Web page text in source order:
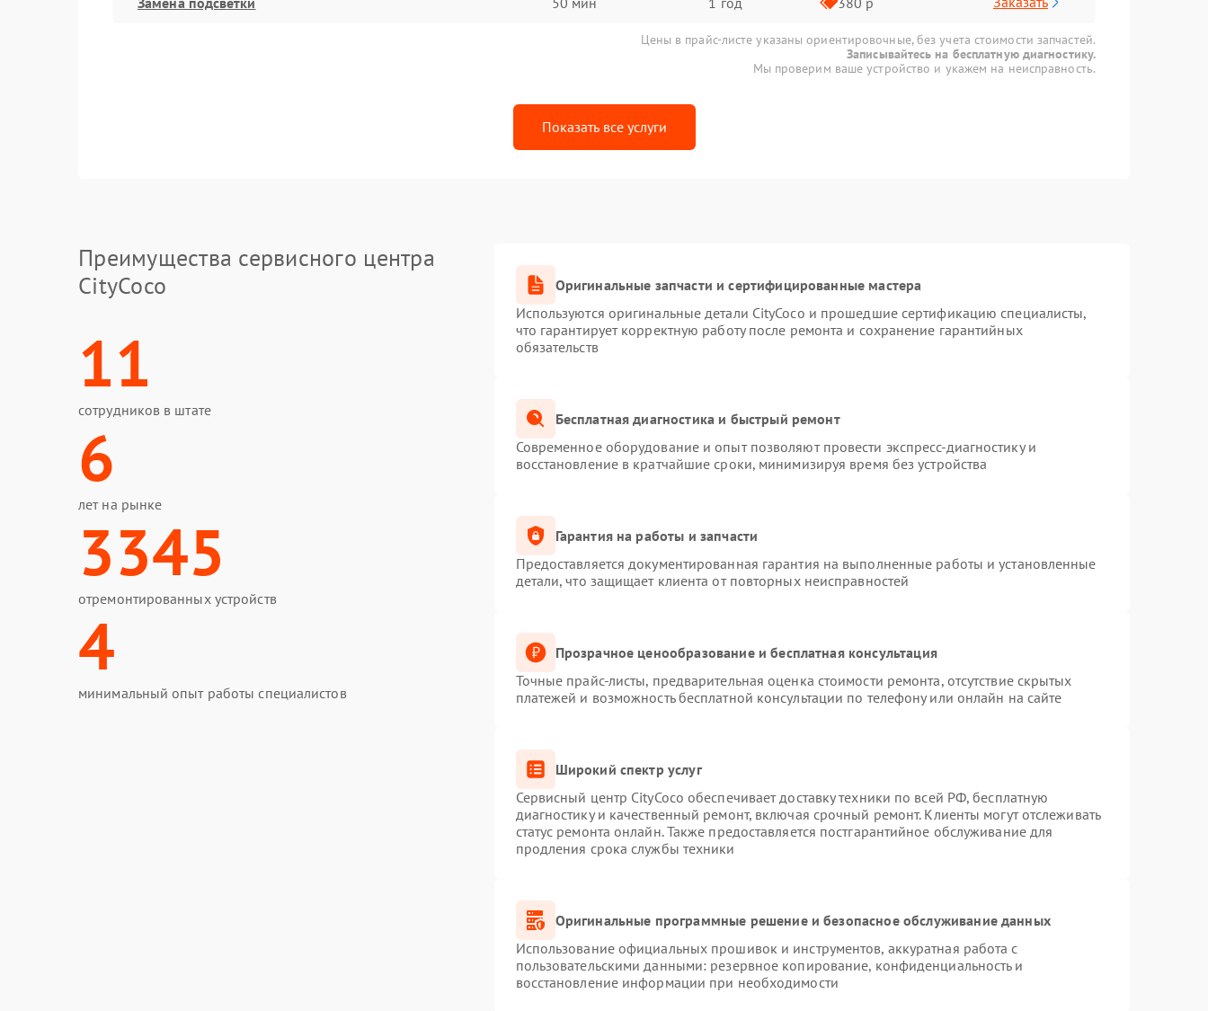
Цены в прайс-листе указаны ориентировочные, без учета стоимости запчастей.
Записывайтесь на бесплатную диагностику.
Мы проверим ваше устройство и укажем на неисправность.
Показать все услуги
Преимущества сервисного центра
CityCoco
11
сотрудников в штате
6
лет на рынке
3345
отремонтированных устройств
4
минимальный опыт работы специалистов
Оригинальные запчасти и сертифицированные мастера
Используются оригинальные детали CityCoco и прошедшие сертификацию специалисты,
что гарантирует корректную работу после ремонта и сохранение гарантийных
обязательств
Бесплатная диагностика и быстрый ремонт
Современное оборудование и опыт позволяют провести экспресс-диагностику и
восстановление в кратчайшие сроки, минимизируя время без устройства
Гарантия на работы и запчасти
Предоставляется документированная гарантия на выполненные работы и установленные
детали, что защищает клиента от повторных неисправностей
Прозрачное ценообразование и бесплатная консультация
Точные прайс-листы, предварительная оценка стоимости ремонта, отсутствие скрытых
платежей и возможность бесплатной консультации по телефону или онлайн на сайте
Широкий спектр услуг
Сервисный центр CityCoco обеспечивает доставку техники по всей РФ, бесплатную
диагностику и качественный ремонт, включая срочный ремонт. Клиенты могут отслеживать
статус ремонта онлайн. Также предоставляется постгарантийное обслуживание для
продления срока службы техники
Оригинальные программные решение и безопасное обслуживание данных
Использование официальных прошивок и инструментов, аккуратная работа с
пользовательскими данными: резервное копирование, конфиденциальность и
восстановление информации при необходимости